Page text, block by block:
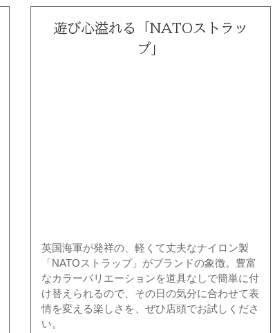
遊び心溢れる「NATOストラッ
プ」
英国海軍が発祥の、軽くて丈夫なナイロン製
「NATOストラップ」がブランドの象徴。豊富
なカラーバリエーションを道具なしで簡単に付
け替えられるので、その日の気分に合わせて表
情を変える楽しさを、ぜひ店頭でお試しくださ
い。